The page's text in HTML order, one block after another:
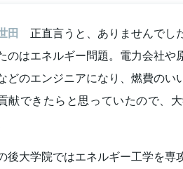
田
正直言うと、ありませんでし
のはエネルギー問題。電力会社や
どのエンジニアになり、燃費のい
献できたらと思っていたので、
後大学院ではエネルギー工学を専